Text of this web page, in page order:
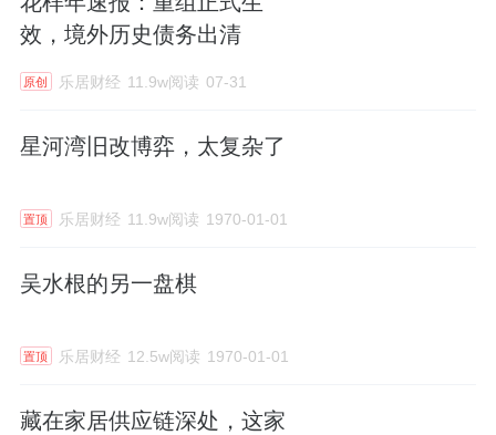
效，境外历史债务出清
原创 乐居财经 11.9w阅读 07-31
星河湾旧改博弈，太复杂了
置顶 乐居财经 11.9w阅读 1970-01-01
吴水根的另一盘棋
置顶 乐居财经 12.5w阅读 1970-01-01
藏在家居供应链深处，这家